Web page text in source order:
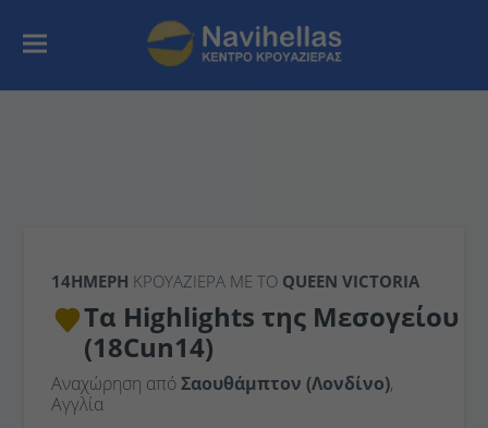
14ΉΜΕΡΗ ΚΡΟΥΑΖΙΕΡΑ ΜΕ ΤΟ QUEEN VICTORIA
Τα Highlights της Μεσογείου
(18Cun14)
Αναχώρηση απόΣαουθάμπτον (Λονδίνο),
Αγγλία